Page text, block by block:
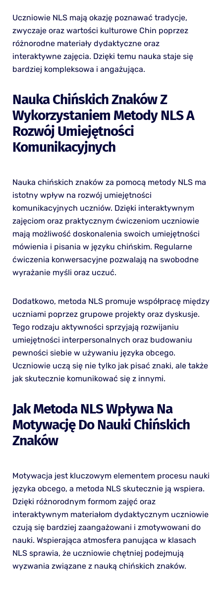
Uczniowie NLS mają okazję poznawać tradycje,
zwyczaje oraz wartości kulturowe Chin poprzez
różnorodne materiały dydaktyczne oraz
interaktywne zajęcia. Dzięki temu nauka staje się
bardziej kompleksowa i angażująca.
Nauka Chińskich Znaków Z
Wykorzystaniem Metody NLS A
Rozwój Umiejętności
Komunikacyjnych
Nauka chińskich znaków za pomocą metody NLS ma
istotny wpływ na rozwój umiejętności
komunikacyjnych uczniów. Dzięki interaktywnym
zajęciom oraz praktycznym ćwiczeniom uczniowie
mają możliwość doskonalenia swoich umiejętności
mówienia i pisania w języku chińskim. Regularne
ćwiczenia konwersacyjne pozwalają na swobodne
wyrażanie myśli oraz uczuć.
Dodatkowo, metoda NLS promuje współpracę między
uczniami poprzez grupowe projekty oraz dyskusje.
Tego rodzaju aktywności sprzyjają rozwijaniu
umiejętności interpersonalnych oraz budowaniu
pewności siebie w używaniu języka obcego.
Uczniowie uczą się nie tylko jak pisać znaki, ale także
jak skutecznie komunikować się z innymi.
Jak Metoda NLS Wpływa Na
Motywację Do Nauki Chińskich
Znaków
Motywacja jest kluczowym elementem procesu nauki
języka obcego, a metoda NLS skutecznie ją wspiera.
Dzięki różnorodnym formom zajęć oraz
interaktywnym materiałom dydaktycznym uczniowie
czują się bardziej zaangażowani i zmotywowani do
nauki. Wspierająca atmosfera panująca w klasach
NLS sprawia, że uczniowie chętniej podejmują
wyzwania związane z nauką chińskich znaków.